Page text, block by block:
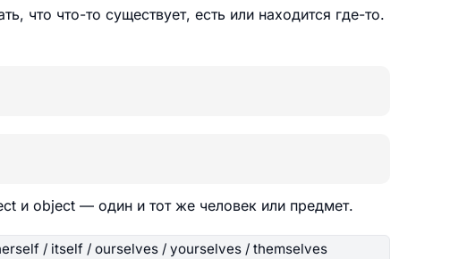
что что-то существует, есть или находится где-то.
и object — один и тот же человек или предмет.
/ itself / ourselves / yourselves / themselves